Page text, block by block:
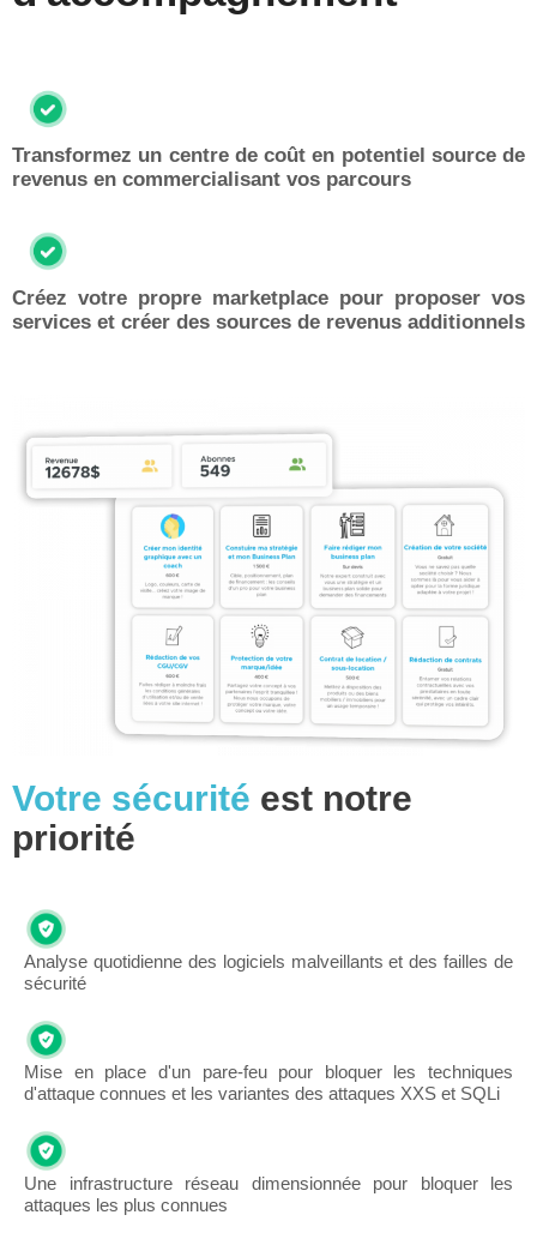
Transformez un centre de coût en potentiel source de
revenus en commercialisant vos parcours
Créez votre propre marketplace pour proposer vos
services et créer des sources de revenus additionnels
Votre sécurité est notre
priorité
Analyse quotidienne des logiciels malveillants et des failles de
sécurité
Mise en place d'un pare-feu pour bloquer les techniques
d'attaque connues et les variantes des attaques XXS et SQLi
Une infrastructure réseau dimensionnée pour bloquer les
attaques les plus connues